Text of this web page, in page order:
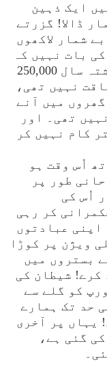
ایک ذہین
ڈالا! گزرتے
شمار لاکھوں
بات نہیں کہ
مغربی بپٹسٹ گرجہ گھروں نے گذشتہ سال 250,000
نہیں تھی،
میں آنے
تھی۔ اور
کام نہیں کر
اُس وقت ہو
طور پر
اُس کی
کر رہی
اپنی عبادتوں
ویژن پر کوڑا
بستروں میں
کرے! شیطان کی
کو گلے سے
حد تک ہمارے
یہاں پر آخری
گئی ہے،